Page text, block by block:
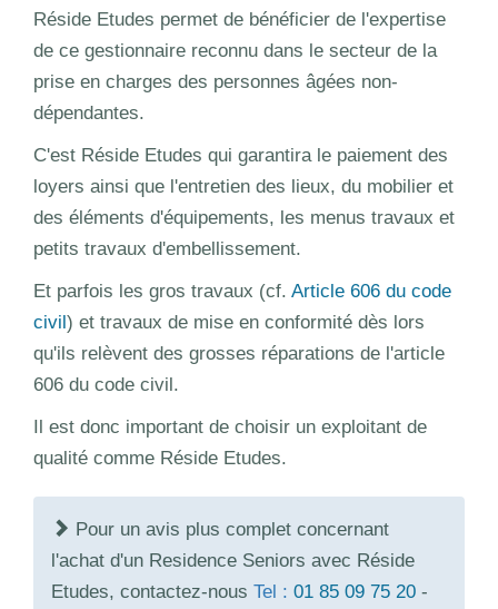
Réside Etudes permet de bénéficier de l'expertise
de ce gestionnaire reconnu dans le secteur de la
prise en charges des personnes âgées non-
dépendantes.
C'est Réside Etudes qui garantira le paiement des
loyers ainsi que l'entretien des lieux, du mobilier et
des éléments d'équipements, les menus travaux et
petits travaux d'embellissement.
Et parfois les gros travaux (cf. Article 606 du code
civil) et travaux de mise en conformité dès lors
qu'ils relèvent des grosses réparations de l'article
606 du code civil.
Il est donc important de choisir un exploitant de
qualité comme Réside Etudes.
Pour un avis plus complet concernant
l'achat d'un Residence Seniors avec Réside
Etudes, contactez-nous Tel : 01 85 09 75 20 -